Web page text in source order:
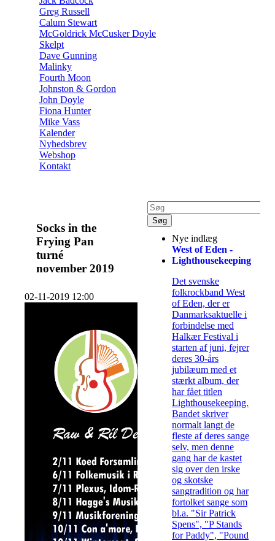
Greg Russell
Calum Stewart
McGoldrick McCusker Doyle
Skelpt
Dave Gunning
Malinky
Fourth Moon
Johnston & Gordon
John Doyle
Fiona Hunter
Mike Vass
Kalender
Nyhedsbrev
Webshop
Kontakt
Socks in the
Frying Pan
turné
november 2019
02-11-2019 12:00
Nye indlæg
West of Eden -
Lighthousekeeping
Det svenske
folkrockband West
of Eden, der er
Danmarksaktuelle i
forbindelse med
Halkær Festival i
starten af juni, fejrer
deres 30-års
jubilæum med et
stærkt album, der
har fået titlen
Lighthousekeeping.
Bandet skriver
normalt langt de
fleste af deres sange
selv, men denne
gang har de kastet
sig over den irske
og skotske
sangtradition og har
fortolket sange som
bl.a. "Sir Patrick
Spens", "P Stands
for Paddy", "Pound